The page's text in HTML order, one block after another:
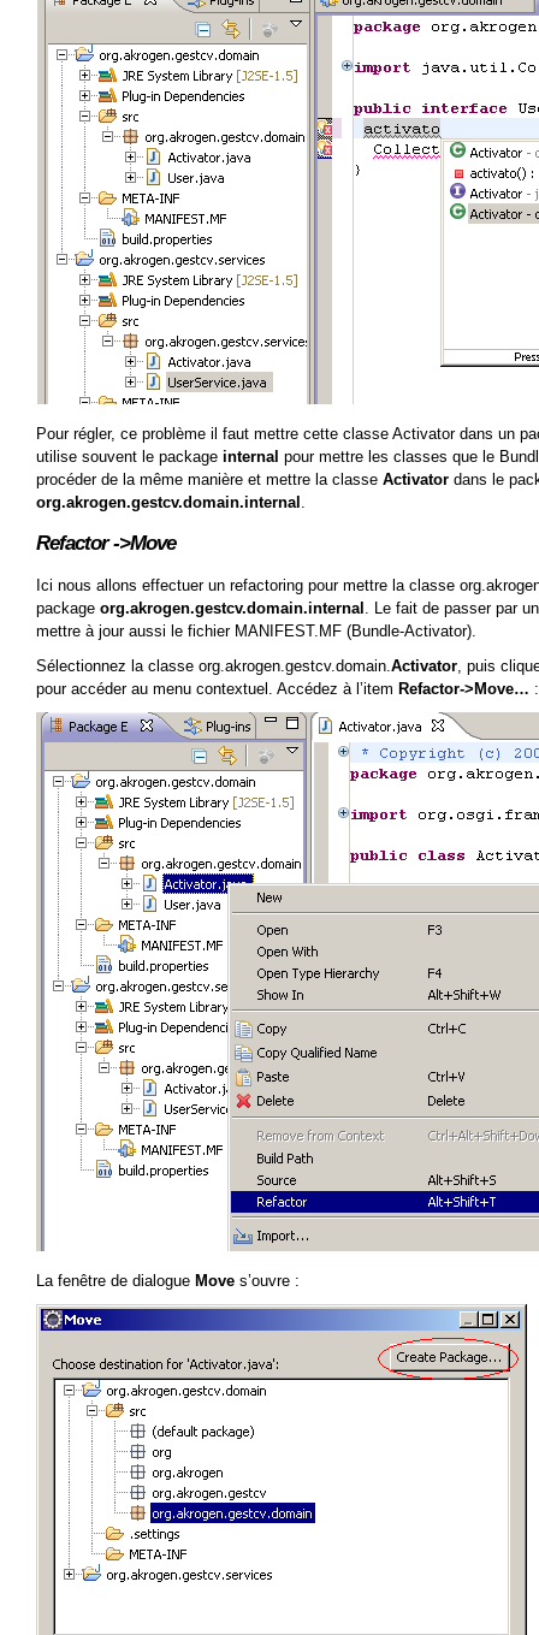
Pour régler, ce problème il faut mettre cette classe Activator dans un
utilise souvent le package internal pour mettre les classes que le
procéder de la même manière et mettre la classe Activator dans le
org.akrogen.gestcv.domain.internal .
Refactor ->Move
Ici nous allons effectuer un refactoring pour mettre la classe
package org.akrogen.gestcv.domain.internal . Le fait de passer par
mettre à jour aussi le fichier MANIFEST.MF (Bundle-Activator).
Sélectionnez la classe org.akrogen.gestcv.domain.Activator, puis
pour accéder au menu contextuel. Accédez à l’item Refactor->Move… :
La fenêtre de dialogue Move s’ouvre :